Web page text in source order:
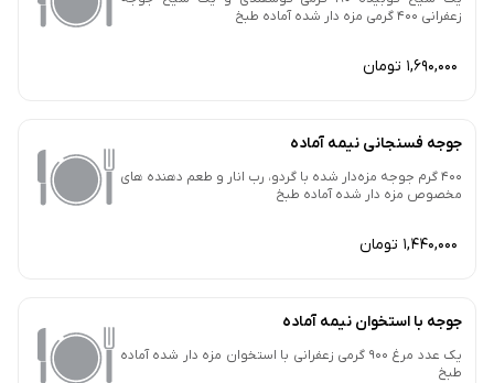
زعفرانی 400 گرمی مزه دار شده آماده طبخ
1,690,000 تومان
جوجه فسنجانی نیمه آماده
400 گرم جوجه مزه‌دار شده با گردو، رب انار و طعم دهنده های
مخصوص مزه دار شده آماده طبخ
1,440,000 تومان
جوجه با استخوان نیمه آماده
یک‌ عدد مرغ 900 گرمی زعفرانی با استخوان مزه دار شده آماده
طبخ